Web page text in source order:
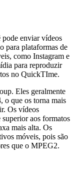
pode enviar vídeos
para plataformas de
como Instagram e
para reproduzir
no QuickTIme.
Eles geralmente
o que os torna mais
Os vídeos
aos formatos
mais alta. Os
móveis, pois são
que o MPEG2.